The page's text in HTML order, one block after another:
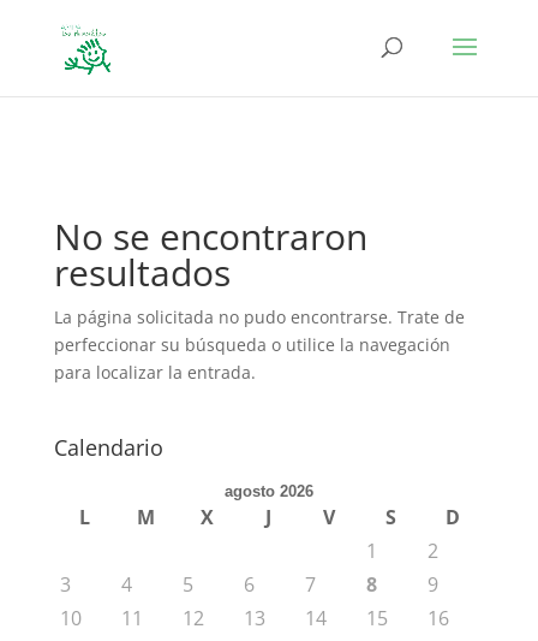
No se encontraron
resultados
La página solicitada no pudo encontrarse. Trate de
perfeccionar su búsqueda o utilice la navegación
para localizar la entrada.
Calendario
agosto 2026
L M X J V S
D
1
2
3
4 5 6 7 8
9
10
11 12 13 14 15
16